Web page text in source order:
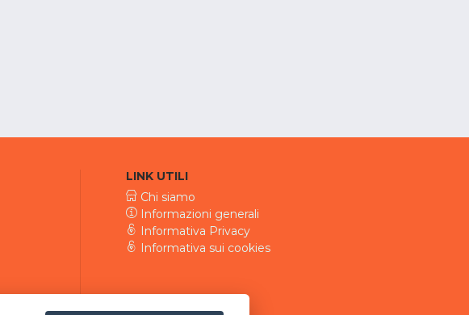
LINK UTILI
Chi siamo
Informazioni generali
Informativa Privacy
Informativa sui cookies